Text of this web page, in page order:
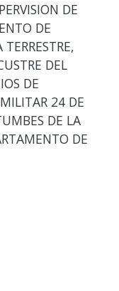
DE
DE
DEL
DE
24 DE
DE LA
DE